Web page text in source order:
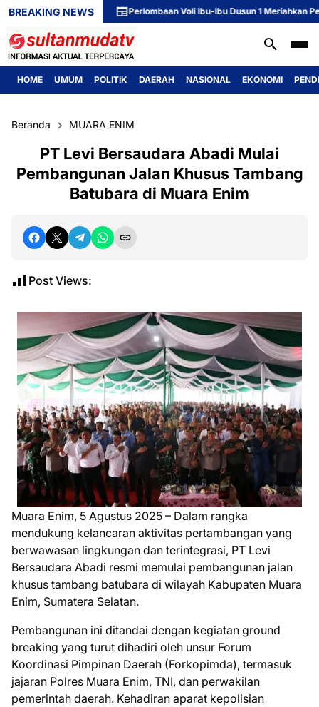
BREAKING NEWS Perlombaan Voli Ibu-Ibu Dusun 1 Meriahkan
HOME UMUM POLITIK DAERAH NASIONAL EKONOMI
Beranda MUARA ENIM
PT Levi Bersaudara Abadi Mulai
Pembangunan Jalan Khusus Tambang
Batubara di Muara Enim
Post Views:
Muara Enim, 5 Agustus 2025 – Dalam rangka
mendukung kelancaran aktivitas pertambangan yang
berwawasan lingkungan dan terintegrasi, PT Levi
Bersaudara Abadi resmi memulai pembangunan jalan
khusus tambang batubara di wilayah Kabupaten Muara
Enim, Sumatera Selatan.
Pembangunan ini ditandai dengan kegiatan ground
breaking yang turut dihadiri oleh unsur Forum
Koordinasi Pimpinan Daerah (Forkopimda), termasuk
jajaran Polres Muara Enim, TNI, dan perwakilan
pemerintah daerah. Kehadiran aparat kepolisian